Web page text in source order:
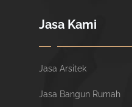
Jasa Kami
Jasa Arsitek
Jasa Bangun Rumah